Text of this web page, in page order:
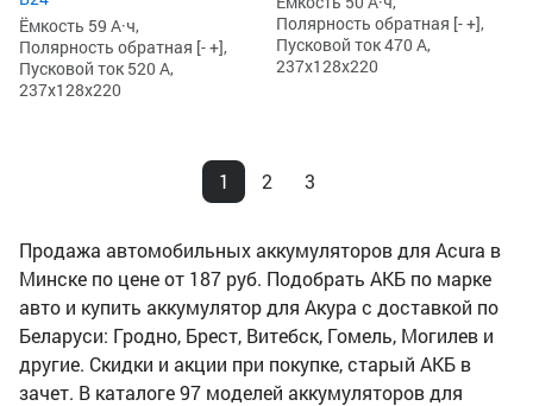
Ёмкость 59 А·ч,
Полярность обратная [- +],
Пусковой ток 520 А,
237x128x220
Полярность обратная [- +],
Пусковой ток 470 А,
237x128x220
1 2 3
Продажа автомобильных аккумуляторов для Acura в
Минске по цене от 187 руб. Подобрать АКБ по марке
авто и купить аккумулятор для Акура с доставкой по
Беларуси: Гродно, Брест, Витебск, Гомель, Могилев и
другие. Скидки и акции при покупке, старый АКБ в
зачет. В каталоге 97 моделей аккумуляторов для